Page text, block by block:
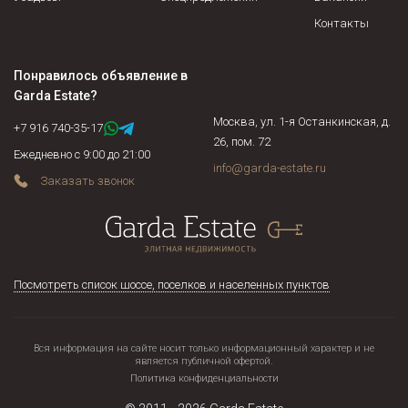
Контакты
Понравилось объявление в
Garda Estate?
+7 916 740-35-17
Ежедневно с 9:00 до 21:00
Заказать звонок
Москва, ул. 1-я Останкинская, д.
26, пом. 72
info@garda-estate.ru
Посмотреть список шоссе, поселков и населенных пунктов
Вся информация на сайте носит только информационный характер и не
является публичной офертой.
Политика конфиденциальности